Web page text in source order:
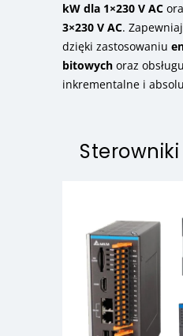
kW dla 1×230 V AC
3×230 V AC.
dzięki zastosowaniu
bitowych oraz
inkrementalne i